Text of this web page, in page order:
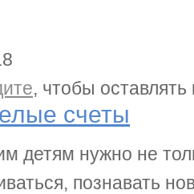
счеты, чтобы
счеты
детям нужно не
познавать